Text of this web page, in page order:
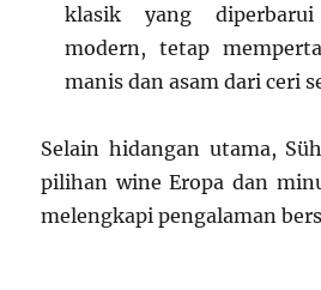
klasik yang
modern, tetap
manis dan asam dari ceri
Selain hidangan utama,
pilihan wine Eropa dan
melengkapi pengalaman